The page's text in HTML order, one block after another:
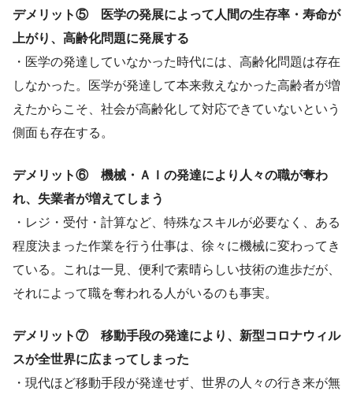
デメリット⑤ 医学の発展によって人間の生存率・寿命が
上がり、高齢化問題に発展する
・医学の発達していなかった時代には、高齢化問題は存在
しなかった。医学が発達して本来救えなかった高齢者が増
えたからこそ、社会が高齢化して対応できていないという
側面も存在する。
デメリット⑥ 機械・ＡＩの発達により人々の職が奪わ
れ、失業者が増えてしまう
・レジ・受付・計算など、特殊なスキルが必要なく、ある
程度決まった作業を行う仕事は、徐々に機械に変わってき
ている。これは一見、便利で素晴らしい技術の進歩だが、
それによって職を奪われる人がいるのも事実。
デメリット⑦ 移動手段の発達により、新型コロナウィル
スが全世界に広まってしまった
・現代ほど移動手段が発達せず、世界の人々の行き来が無